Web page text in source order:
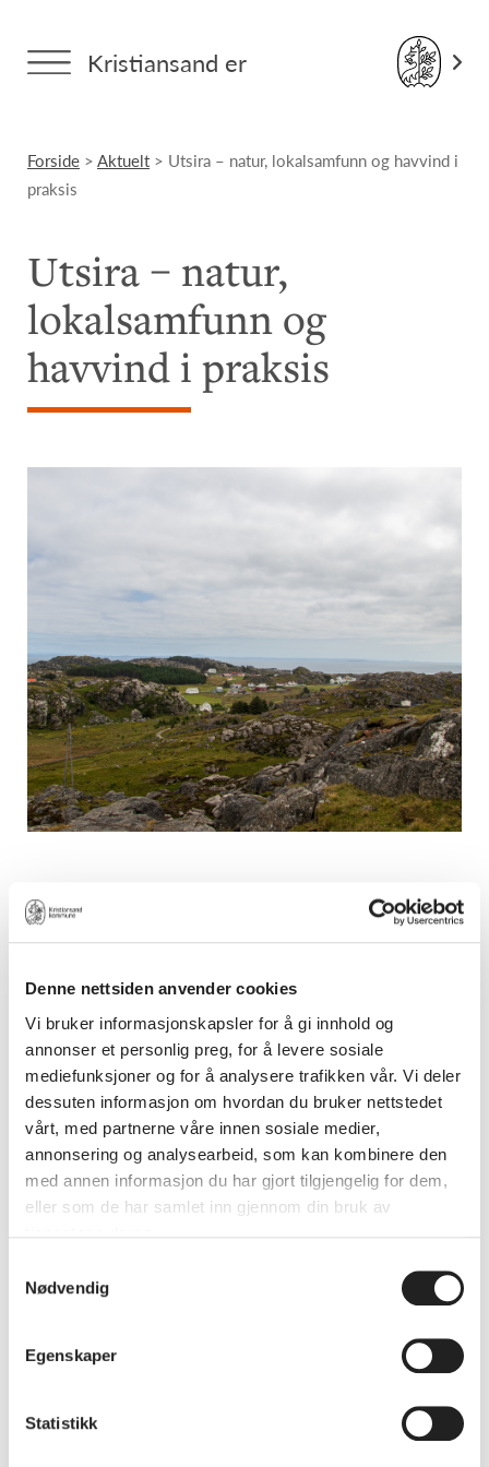
Denne nettsiden anvender cookies
Vi bruker informasjonskapsler for å gi innhold og
annonser et personlig preg, for å levere sosiale
mediefunksjoner og for å analysere trafikken vår. Vi deler
dessuten informasjon om hvordan du bruker nettstedet
vårt, med partnerne våre innen sosiale medier,
annonsering og analysearbeid, som kan kombinere den
med annen informasjon du har gjort tilgjengelig for dem,
eller som de har samlet inn gjennom din bruk av
Nødvendig
Egenskaper
Statistikk
Kristiansand er
Forside >Aktuelt > Utsira – natur, lokalsamfunn og havvind i
praksis
Utsira – natur,
lokalsamfunn og
havvind i praksis
Utsira er Norges minste i folketall,
men når langt opp når det gjelder
etablert spennende samarbeid om et
lokalt og grønt energisystem. Utsira
er også «i vinden» når Norge skal
omstille til havvind.
På Utsira Nord skal det installeres 140 flytende
vindmøller over 1.010 kvadratkilometer
ikke minst for lokalsamfunnet.
På GrønnPraksis 23 (både dag 1 og 2) vil du få
mer innsikt i hvordan Utsira utvikles som
foregangskommune for en energiomstilling.
Det kan gi matnyttig innsikt for alle som er